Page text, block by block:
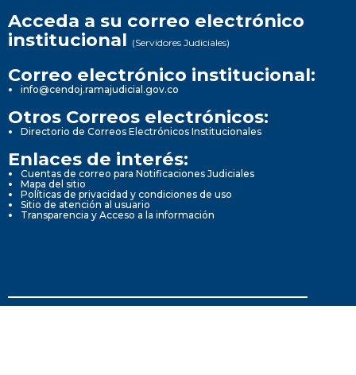
Acceda a su correo electrónico
institucional (Servidores Judiciales)
Correo electrónico institucional:
info@cendoj.ramajudicial.gov.co
Otros Correos electrónicos:
Directorio de Correos Electrónicos Institucionales
Enlaces de interés:
Cuentas de correo para Notificaciones Judiciales
Mapa del sitio
Políticas de privacidad y condiciones de uso
Sitio de atención al usuario
Transparencia y Acceso a la información